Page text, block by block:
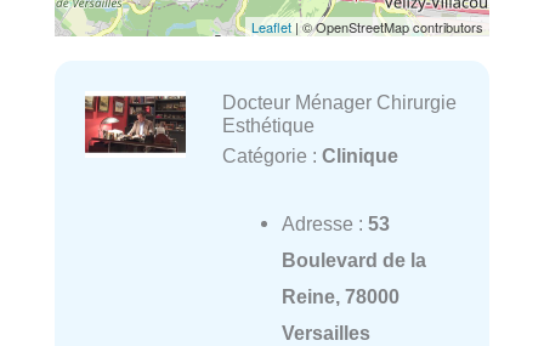
Leaflet | © OpenStreetMap contributors
Docteur Ménager Chirurgie
Esthétique
Catégorie : Clinique
Adresse : 53
Boulevard de la
Reine, 78000
Versailles